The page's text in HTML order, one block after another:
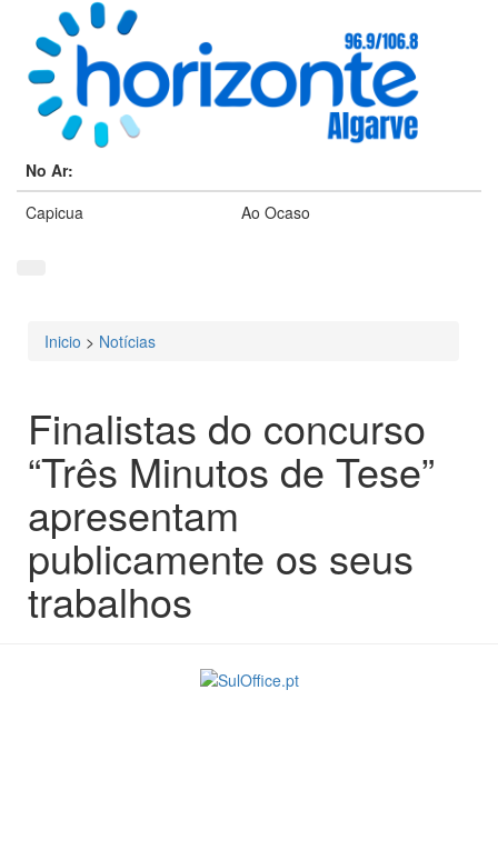
No Ar:
Capicua
Ao Ocaso
Está aqui
Inicio > Notícias
Finalistas do concurso
“Três Minutos de Tese”
apresentam
publicamente os seus
trabalhos